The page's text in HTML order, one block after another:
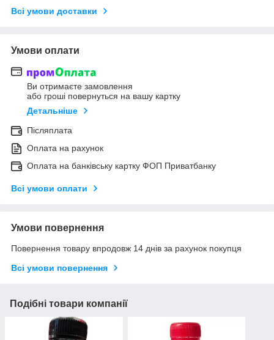
Всі умови доставки
Умови оплати
Ви отримаєте замовлення
або гроші повернуться на вашу картку
Детальніше
Післяплата
Оплата на рахунок
Оплата на банківську картку ФОП Приватбанку
Всі умови оплати
Умови повернення
Повернення товару впродовж 14 днів за рахунок покупця
Всі умови повернення
Подібні товари компанії